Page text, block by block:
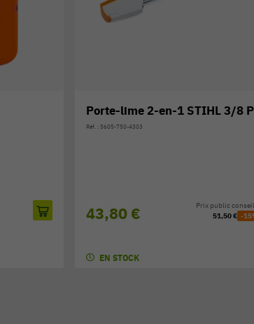
Porte-lime 2-en-1 STIHL 3/8 P
Réf. : 5605-750-4303
43,80 €
Prix public
51,50 € -
EN STOCK